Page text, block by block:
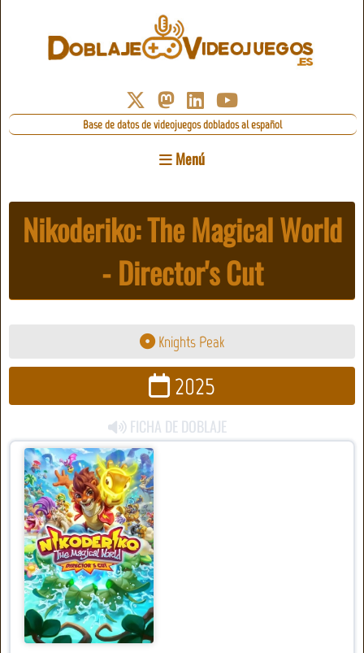
Base de datos de videojuegos doblados al español
Menú
Nikoderiko: The Magical World
- Director's Cut
Knights Peak
2025
FICHA DE DOBLAJE